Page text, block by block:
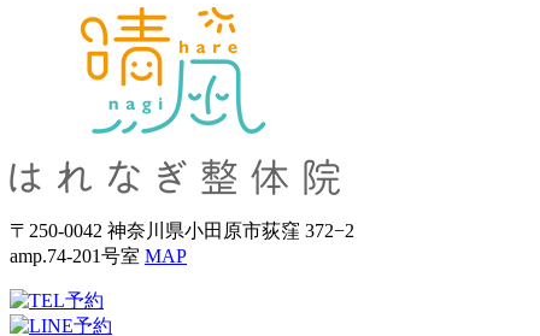
〒250-0042 神奈川県小田原市荻窪 372−2
amp.74-201号室 MAP